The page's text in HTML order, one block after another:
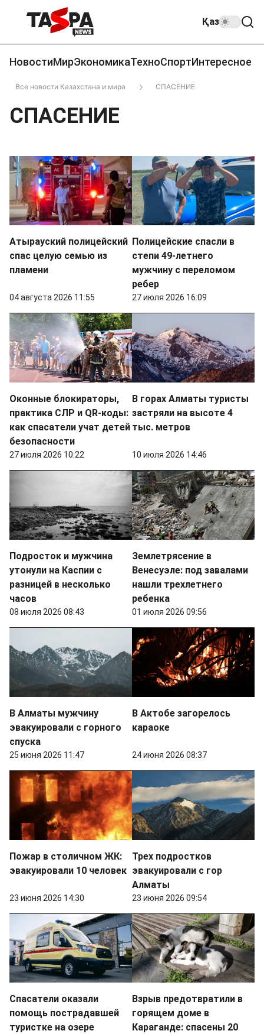
Қаз
НовостиМирЭкономикаТехноСпортИнтересное
Все новости Казахстана и мира СПАСЕНИЕ
СПАСЕНИЕ
Атырауский полицейский
спас целую семью из
пламени
04 августа 2026 11:55
Полицейские спасли в
степи 49-летнего
мужчину с переломом
ребер
27 июля 2026 16:09
Оконные блокираторы,
практика СЛР и QR-коды:
как спасатели учат детей
безопасности
27 июля 2026 10:22
В горах Алматы туристы
застряли на высоте 4
тыс. метров
10 июля 2026 14:46
Подросток и мужчина
утонули на Каспии с
разницей в несколько
часов
08 июля 2026 08:43
Землетрясение в
Венесуэле: под завалами
нашли трехлетнего
ребенка
01 июля 2026 09:56
В Алматы мужчину
эвакуировали с горного
спуска
25 июня 2026 11:47
В Актобе загорелось
караоке
24 июня 2026 08:37
Пожар в столичном ЖК:
эвакуировали 10 человек
23 июня 2026 14:30
Трех подростков
эвакуировали с гор
Алматы
23 июня 2026 09:54
Спасатели оказали
помощь пострадавшей
туристке на озере
Взрыв предотвратили в
горящем доме в
Караганде: спасены 20